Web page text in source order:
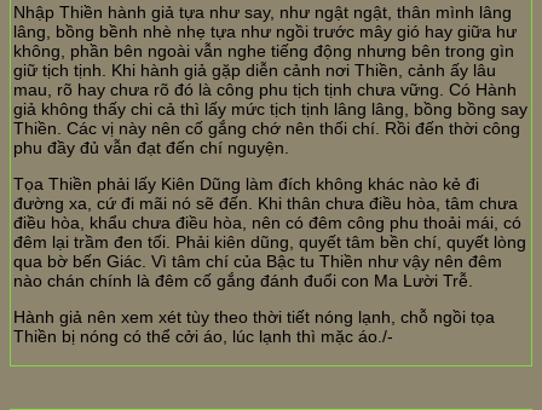
Nhập Thiền hành giả tựa như say, như ngật ngật, thân mình lâng
lâng, bồng bềnh nhè nhẹ tựa như ngồi trước mây gió hay giữa hư
không, phần bên ngoài vẫn nghe tiếng động nhưng bên trong gìn
giữ tịch tịnh. Khi hành giả gặp diễn cảnh nơi Thiền, cảnh ấy lâu
mau, rõ hay chưa rõ đó là công phu tịch tịnh chưa vững. Có Hành
giả không thấy chi cả thì lấy mức tịch tịnh lâng lâng, bồng bồng say
Thiền. Các vị này nên cố gắng chớ nên thối chí. Rồi đến thời công
phu đầy đủ vẫn đạt đến chí nguyện.
Tọa Thiền phải lấy Kiên Dũng làm đích không khác nào kẻ đi
đường xa, cứ đi mãi nó sẽ đến. Khi thân chưa điều hòa, tâm chưa
điều hòa, khẩu chưa điều hòa, nên có đêm công phu thoải mái, có
đêm lại trầm đen tối. Phải kiên dũng, quyết tâm bền chí, quyết lòng
qua bờ bến Giác. Vì tâm chí của Bậc tu Thiền như vậy nên đêm
nào chán chính là đêm cố gắng đánh đuổi con Ma Lười Trễ.
Hành giả nên xem xét tùy theo thời tiết nóng lạnh, chỗ ngồi tọa
Thiền bị nóng có thể cởi áo, lúc lạnh thì mặc áo./-